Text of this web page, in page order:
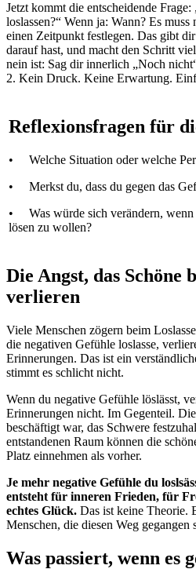
Jetzt kommt die entscheidende
loslassen?“ Wenn ja: Wann? Es
einen Zeitpunkt festlegen. Das gibt
darauf hast, und macht den Schritt
nein ist: Sag dir innerlich „Noch
2. Kein Druck. Keine Erwartung.
Reflexionsfragen für
• Welche Situation oder welche
• Merkst du, dass du gegen das
• Was würde sich verändern, wenn
lösen zu wollen?
Die Angst, das Schöne
verlieren
Viele Menschen zögern beim
die negativen Gefühle loslasse,
Erinnerungen. Das ist ein
stimmt es schlicht nicht.
Wenn du negative Gefühle löslässt,
Erinnerungen nicht. Im Gegenteil.
beschäftigt war, das Schwere
entstandenen Raum können die
Platz einnehmen als vorher.
Je mehr negative Gefühle du
entsteht für inneren Frieden, für
echtes Glück. Das ist keine Theorie.
Menschen, die diesen Weg gegangen
Was passiert, wenn es